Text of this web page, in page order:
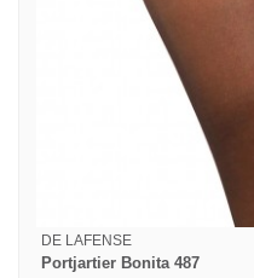
DE LAFENSE
Portjartier Bonita 487